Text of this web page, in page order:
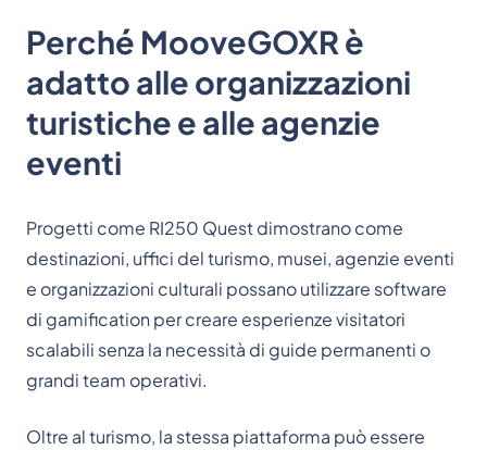
Perché MooveGOXR è
adatto alle organizzazioni
turistiche e alle agenzie
eventi
Progetti come RI250 Quest dimostrano come
destinazioni, uffici del turismo, musei, agenzie eventi
e organizzazioni culturali possano utilizzare software
di gamification per creare esperienze visitatori
scalabili senza la necessità di guide permanenti o
grandi team operativi.
Oltre al turismo, la stessa piattaforma può essere